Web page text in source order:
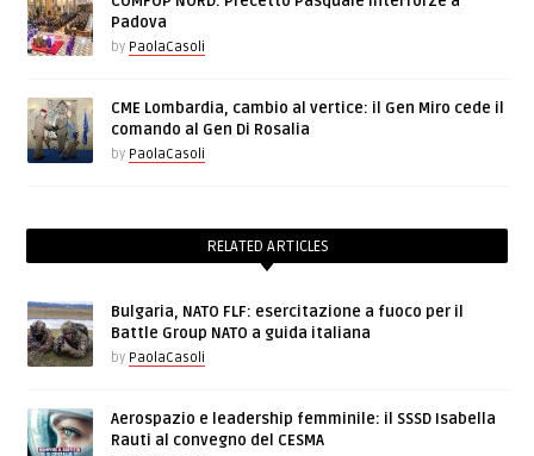
Padova
by PaolaCasoli
CME Lombardia, cambio al vertice: il Gen Miro cede il
comando al Gen Di Rosalia
by PaolaCasoli
RELATED ARTICLES
Bulgaria, NATO FLF: esercitazione a fuoco per il
Battle Group NATO a guida italiana
by PaolaCasoli
Aerospazio e leadership femminile: il SSSD Isabella
Rauti al convegno del CESMA